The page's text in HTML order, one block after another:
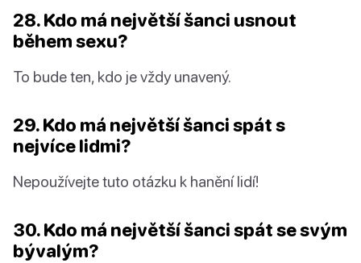
28. Kdo má největší šanci usnout
během sexu?
To bude ten, kdo je vždy unavený.
29. Kdo má největší šanci spát s
nejvíce lidmi?
Nepoužívejte tuto otázku k hanění lidí!
30. Kdo má největší šanci spát se svým
bývalým?